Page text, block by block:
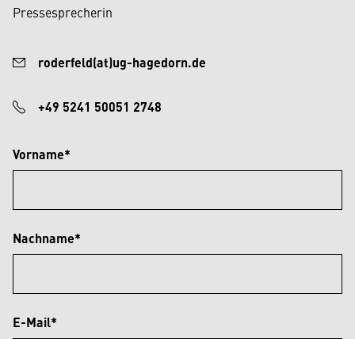
Pressesprecherin
roderfeld(at)ug-hagedorn.de
+49 5241 50051 2748
Vorname*
Nachname*
E-Mail*